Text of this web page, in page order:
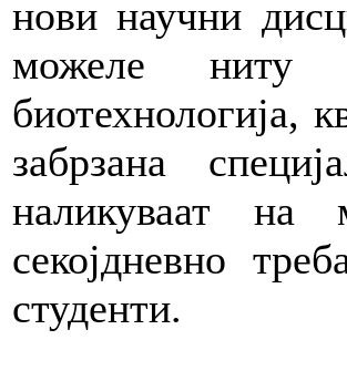
нови научни
можеле ниту
биотехнологија,
забрзана
наликуваат на
секојдневно
студенти.